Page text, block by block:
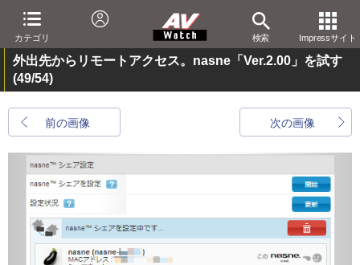
カテゴリ 検索 Impressサイト
外出先からリモートアクセス。nasne「Ver.2.00」を試す
(49/54)
前の画像 次の画像